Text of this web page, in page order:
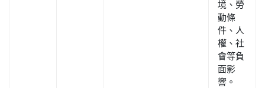
境、勞
動條
件、人
權、社
會等負
面影
響。